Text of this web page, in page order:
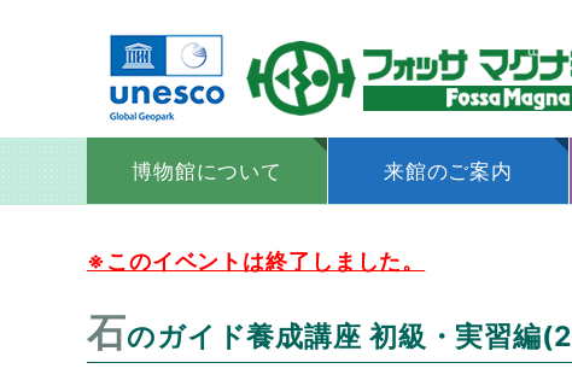
博物館について 来館のご案内
※このイベントは終了しました。
石のガイド養成講座 初級・実習